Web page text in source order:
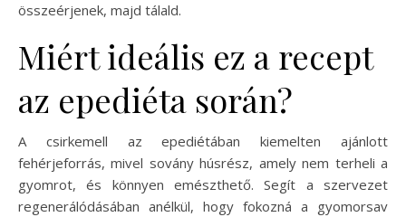
összeérjenek, majd tálald.
Miért ideális ez a recept
az epediéta során?
A csirkemell az epediétában kiemelten ajánlott
fehérjeforrás, mivel sovány húsrész, amely nem terheli a
gyomrot, és könnyen emészthető. Segít a szervezet
regenerálódásában anélkül, hogy fokozná a gyomorsav